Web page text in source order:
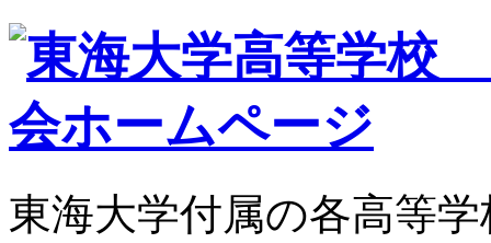
東海大学付属の各高等